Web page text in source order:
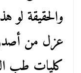
والحقيقة لو
عزل من
كليات طب